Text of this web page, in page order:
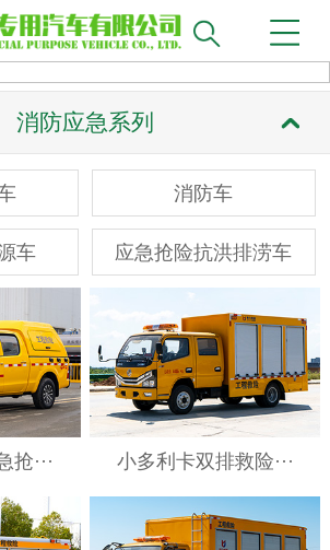
消防应急系列
消防车
车 应急抢险抗洪排涝车
··· 小多利卡双排救险···